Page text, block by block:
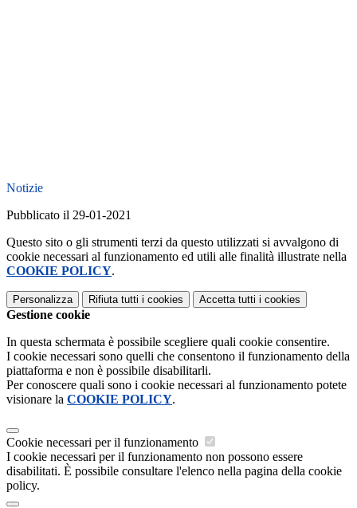
Notizie
Pubblicato il 29-01-2021
Questo sito o gli strumenti terzi da questo utilizzati si avvalgono di
cookie necessari al funzionamento ed utili alle finalità illustrate nella
COOKIE POLICY.
Personalizza Rifiuta tutti i cookies Accetta tutti i cookies
Gestione cookie
In questa schermata è possibile scegliere quali cookie consentire.
I cookie necessari sono quelli che consentono il funzionamento della
piattaforma e non è possibile disabilitarli.
Per conoscere quali sono i cookie necessari al funzionamento potete
visionare la COOKIE POLICY.
Cookie necessari per il funzionamento
I cookie necessari per il funzionamento non possono essere
disabilitati. È possibile consultare l'elenco nella pagina della cookie
policy.